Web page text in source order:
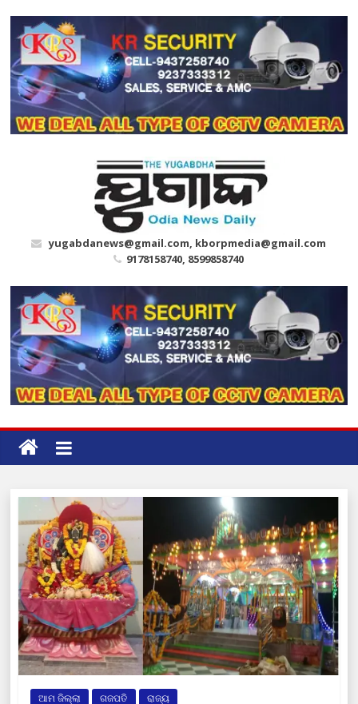
content
yugabdanews@gmail.com, kborpmedia@gmail.com
9178158740, 8599858740
ଆମ ଜିଲ୍ଲା ଗଜପତି ରାଜ୍ୟ